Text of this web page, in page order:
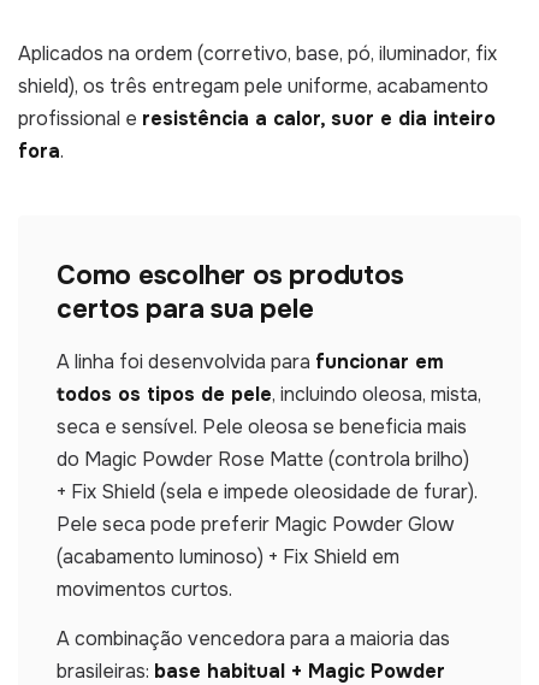
Aplicados na ordem (corretivo, base, pó, iluminador, fix
shield), os três entregam pele uniforme, acabamento
profissional e resistência a calor, suor e dia inteiro
fora.
Como escolher os produtos
certos para sua pele
A linha foi desenvolvida para funcionar em
todos os tipos de pele, incluindo oleosa, mista,
seca e sensível. Pele oleosa se beneficia mais
do Magic Powder Rose Matte (controla brilho)
+ Fix Shield (sela e impede oleosidade de furar).
Pele seca pode preferir Magic Powder Glow
(acabamento luminoso) + Fix Shield em
movimentos curtos.
A combinação vencedora para a maioria das
brasileiras: base habitual + Magic Powder